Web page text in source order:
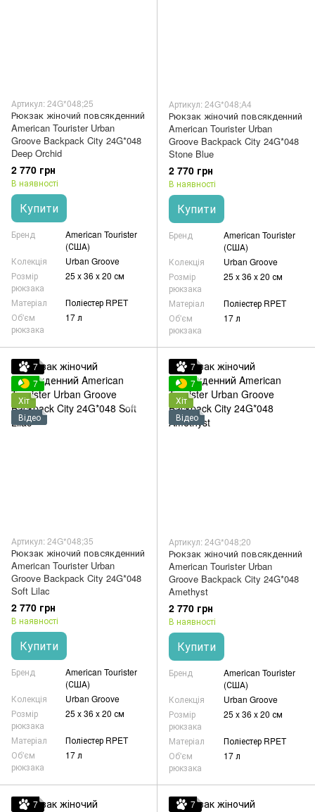
Артикул: 24G*048;25
Рюкзак жіночий повсякденний
American Tourister Urban
Groove Backpack City 24G*048
Deep Orchid
2 770 грн
В наявності
Купити
Бренд
American Tourister
(США)
Колекція
Urban Groove
Розмір
рюкзака
25 x 36 x 20 см
Матеріал
Поліестер RPET
Об'єм
рюкзака
17 л
Артикул: 24G*048;A4
Рюкзак жіночий повсякденний
American Tourister Urban
Groove Backpack City 24G*048
Stone Blue
2 770 грн
В наявності
Купити
Бренд
American Tourister
(США)
Колекція
Urban Groove
Розмір
рюкзака
25 x 36 x 20 см
Матеріал
Поліестер RPET
Об'єм
рюкзака
17 л
7
7
Хіт
Відео
Артикул: 24G*048;35
Рюкзак жіночий повсякденний
American Tourister Urban
Groove Backpack City 24G*048
Soft Lilac
2 770 грн
В наявності
Купити
Бренд
American Tourister
(США)
Колекція
Urban Groove
Розмір
рюкзака
25 x 36 x 20 см
Матеріал
Поліестер RPET
Об'єм
рюкзака
17 л
7
7
Хіт
Відео
Артикул: 24G*048;20
Рюкзак жіночий повсякденний
American Tourister Urban
Groove Backpack City 24G*048
Amethyst
2 770 грн
В наявності
Купити
Бренд
American Tourister
(США)
Колекція
Urban Groove
Розмір
рюкзака
25 x 36 x 20 см
Матеріал
Поліестер RPET
Об'єм
рюкзака
17 л
7 7